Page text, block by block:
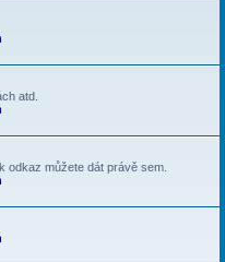
atd.
odkaz můžete dát právě sem.